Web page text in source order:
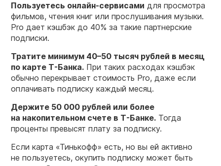
Пользуетесь онлайн-сервисами для просмотра
фильмов, чтения книг или прослушивания музыки.
Pro дает кэшбэк до 40% за такие партнерские
подписки.
Тратите минимум 40–50 тысяч рублей в месяц
по карте Т-Банка. При таких расходах кэшбэк
обычно перекрывает стоимость Pro, даже если
оплачивать подписку каждый месяц.
Держите 50 000 рублей или более
на накопительном счете в Т-Банке. Тогда
проценты превысят плату за подписку.
Если карта «Тинькофф» есть, но вы ей активно
не пользуетесь, окупить подписку может быть